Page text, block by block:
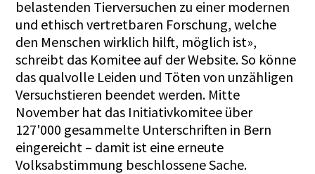
belastenden Tierversuchen zu einer modernen
und ethisch vertretbaren Forschung, welche
den Menschen wirklich hilft, möglich ist»,
schreibt das Komitee auf der Website. So könne
das qualvolle Leiden und Töten von unzähligen
Versuchstieren beendet werden. Mitte
November hat das Initiativkomitee über
127'000 gesammelte Unterschriften in Bern
eingereicht – damit ist eine erneute
Volksabstimmung beschlossene Sache.